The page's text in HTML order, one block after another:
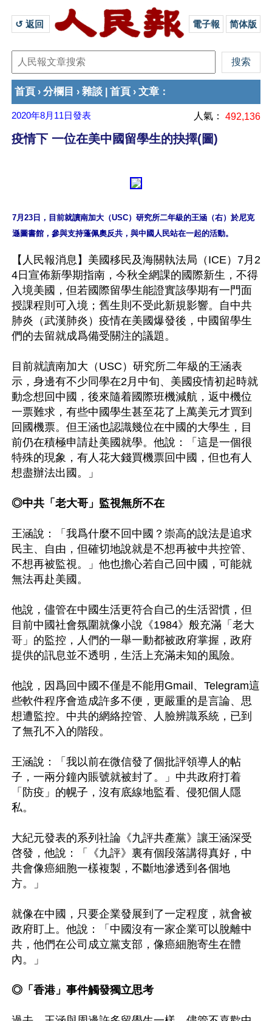
↺ 返回 電子報 简体版
首頁 › 分欄目 › 雜談 首頁 › 文章 ：
2020年8月11日發表 人氣： 492,136
疫情下 一位在美中國留學生的抉擇(圖)
7月23日，目前就讀南加大（USC）研究所二年級的王涵（右）於尼克
【人民報消息】美國移民及海關執法局（ICE）7月2
4日宣佈新學期指南，今秋全網課的國際新生，不得
入境美國，但若國際留學生能證實該學期有一門面
授課程則可入境；舊生則不受此新規影響。自中共
肺炎（武漢肺炎）疫情在美國爆發後，中國留學生
們的去留就成爲備受關注的議題。
目前就讀南加大（USC）研究所二年級的王涵表
示，身邊有不少同學在2月中旬、美國疫情初起時就
動念想回中國，後來隨着國際班機減航，返中機位
一票難求，有些中國學生甚至花了上萬美元才買到
回國機票。但王涵也認識幾位在中國的大學生，目
前仍在積極申請赴美國就學。他說：「這是一個很
特殊的現象，有人花大錢買機票回中國，但也有人
想盡辦法出國。」
◎中共「老大哥」監視無所不在
王涵說：「我爲什麼不回中國？崇高的說法是追求
民主、自由，但確切地說就是不想再被中共控管、
不想再被監視。」他也擔心若自己回中國，可能就
無法再赴美國。
他說，儘管在中國生活更符合自己的生活習慣，但
目前中國社會氛圍就像小說《1984》般充滿「老大
哥」的監控，人們的一舉一動都被政府掌握，政府
提供的訊息並不透明，生活上充滿未知的風險。
他說，因爲回中國不僅是不能用Gmail、Telegram這
些軟件程序會造成許多不便，更嚴重的是言論、思
想遭監控。中共的網絡控管、人臉辨識系統，已到
了無孔不入的階段。
王涵說：「我以前在微信發了個批評領導人的帖
子，一兩分鐘內賬號就被封了。」中共政府打着
「防疫」的幌子，沒有底線地監看、侵犯個人隱
私。
大紀元發表的系列社論《九評共產黨》讓王涵深受
啓發，他說：「《九評》裏有個段落講得真好，中
共會像癌細胞一樣複製，不斷地滲透到各個地
方。」
就像在中國，只要企業發展到了一定程度，就會被
政府盯上。他說：「中國沒有一家企業可以脫離中
共，他們在公司成立黨支部，像癌細胞寄生在體
內。」
◎「香港」事件觸發獨立思考